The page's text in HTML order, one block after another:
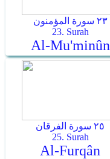
٢٣ سورة المؤمنون
23. Surah
Al-Mu'minûn
٢٥ سورة الفرقان
25. Surah
Al-Furqân